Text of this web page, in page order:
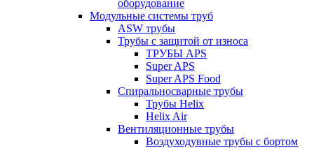
оборудование
Модульные системы труб
ASW трубы
Трубы с защитой от износа
ТРУБЫ APS
Super APS
Super APS Food
Спиральносварные трубы
Трубы Helix
Helix Air
Вентиляционные трубы
Bоздуходувные трубы с бортом